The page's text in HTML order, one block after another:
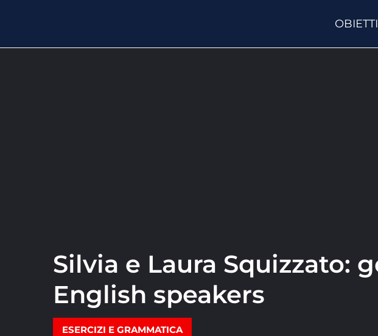
Silvia e Laura Squizzato:
English speakers
ESERCIZI E GRAMMATICA